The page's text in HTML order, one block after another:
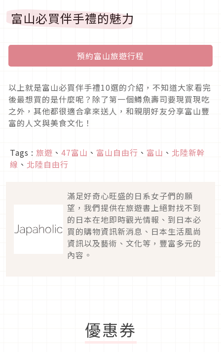
富山必買伴手禮的魅力
預約富山旅遊行程
以上就是富山必買伴手禮10選的介紹，不知道大家看完
後最想買的是什麼呢？除了第一個鱒魚壽司要現買現吃
之外，其他都很適合拿來送人，和親朋好友分享富山豐
富的人文與美食文化！
Tags : 旅遊 、 47富山 、 富山自由行 、 富山 、 北陸新幹
線 、 北陸自由行
滿足好奇心旺盛的日系女子們的願
望，我們提供在旅遊書上絕對找不到
的日本在地即時觀光情報、到日本必
買的購物資訊新消息、日本生活風尚
資訊以及藝術、文化等，豐富多元的
內容。
優惠券